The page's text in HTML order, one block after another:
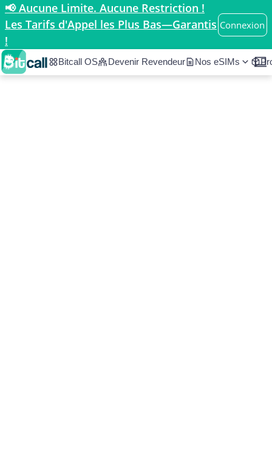
📢 Aucune Limite. Aucune Restriction !
Les Tarifs d'Appel les Plus Bas—Garantis
!
Connexion
Bitcall OS Devenir Revendeur Nos eSIMs
Accueil / Pays / Belgium
Tarifs d’appel et